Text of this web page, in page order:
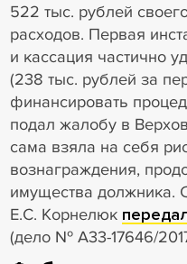
522 тыс. рублей
расходов. Первая
и кассация частично
(238 тыс. рублей за
финансировать
подал жалобу в
сама взяла на себя
вознаграждения,
имущества должника.
Е.С. Корнелюк
(дело № А33-17646/